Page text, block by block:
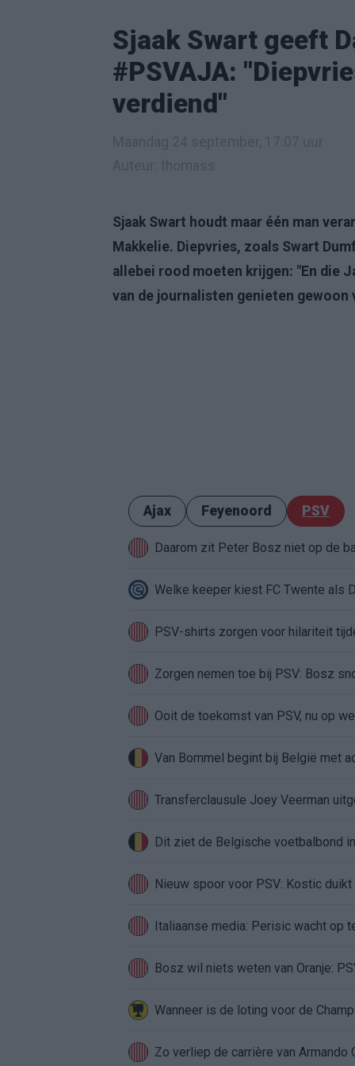
Sjaak Swart geeft
#PSVAJA:
verdiend"
Sjaak Swart houdt maar één man
Makkelie. Diepvries, zoals Swart
allebei rood moeten krijgen: "En die
van de journalisten genieten gewoon
Ajax Feyenoord PSV
Daarom zit Peter Bosz niet op de
Welke keeper kiest FC Twente als
PSV-shirts zorgen voor hilariteit
Zorgen nemen toe bij PSV: Bosz
Ooit de toekomst van PSV, nu op
Van Bommel begint bij België met
Transferclausule Joey Veerman
Dit ziet de Belgische voetbalbond
Nieuw spoor voor PSV: Kostic
Italiaanse media: Perisic wacht op
Bosz wil niets weten van Oranje:
Zo verliep de carrière van Armando